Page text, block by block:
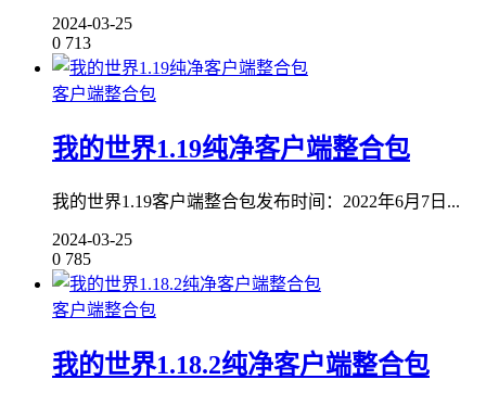
2024-03-25
0 713
客户端整合包
我的世界1.19纯净客户端整合包
我的世界1.19客户端整合包发布时间：2022年6月7日...
2024-03-25
0 785
客户端整合包
我的世界1.18.2纯净客户端整合包